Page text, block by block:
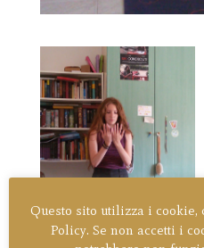
Questo sito utilizza i cookie,
Policy. Se non accetti i